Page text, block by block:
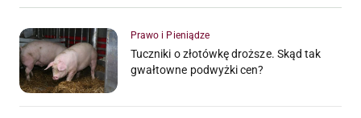
Prawo i Pieniądze
Tuczniki o złotówkę droższe. Skąd tak
gwałtowne podwyżki cen?